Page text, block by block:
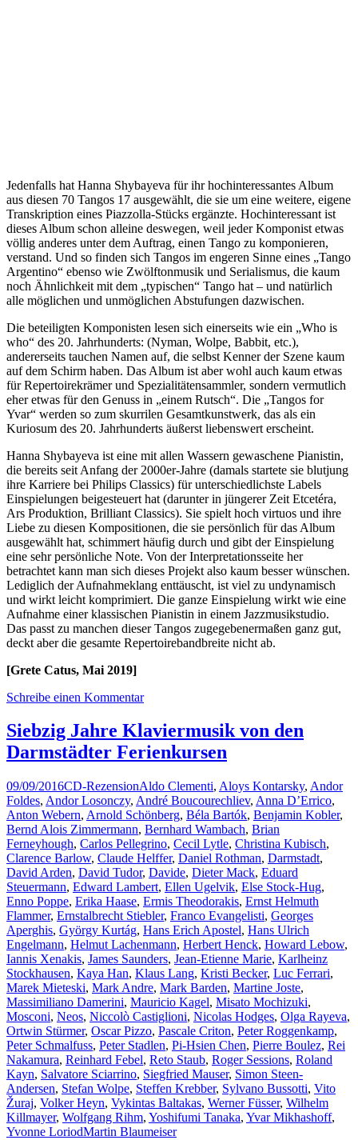
Jedenfalls hat Hanna Shybayeva für ihr hochinteressantes Album
aus diesen 70 Tangos 17 ausgewählt, die sie um eine weitere, eigene
Transkription eines Piazzolla-Stücks ergänzte. Hochinteressant ist
dieses Album schon alleine deswegen, weil jeder Komponist etwas
völlig anderes unter dem Auftrag, einen Tango zu komponieren,
verstand. Und so finden sich Tangos im engeren Sinne eines „Tango
Argentino“ ebenso wie Zwölftonmusik und Serialismus, die kaum
noch Ähnlichkeit mit dem „typischen“ Tango hat – und natürlich
alle möglichen und unmöglichen Abstufungen dazwischen.
Die beteiligten Komponisten lesen sich einerseits wie ein „Who is
who“ des 20. Jahrhunderts: (Nyman, Wolpe, Babbit, etc.),
andererseits tauchen Namen auf, die selbst Kenner der Szene kaum
auf dem Schirm haben. Das Album ist aber wohl auch kaum etwas
für Repertoirekrämer und Spezialitätensammler, sondern vermutlich
eher etwas für den Genuss in „einem Rutsch“. Die „Tangos for
Yvar“ werden so zum skurrilen Gesamtkunstwerk, das als ein
Kuriosum des 20. Jahrhunderts äußerst liebenswert erscheint.
Hanna Shybayeva ist eine mit allen Wassern gewaschene Pianistin,
die bereits seit Anfang der 2000er-Jahre (damals startete sie blutjung
ihre Karriere bei Philips Classics) für unterschiedlichste Labels
Einspielungen beigesteuert hat (darunter in jüngerer Zeit Etcetéra,
Ars Produktion, Brilliant Classics). Sie spielt hoch virtuos und ihre
Liebe zu diesen Kompositionen, die sie persönlich für das Album
ausgewählt hat, schimmert häufig durch und gibt der Einspielung
eine sehr persönliche Note. Von der Interpretationsseite her
betrachtet kann man sich dieses Projekt also kaum besser wünschen.
Lediglich der Aufnahmeklang enttäuscht, ist viel zu undynamisch
und wirkt leicht komprimiert. Die ganze Einspielung wirkt wie eine
Aufnahme einer klassischen Pianistin in einem Jazzmusikstudio.
Das passt zu manchen dieser Tangos zugegebenermaßen ganz gut,
deckt aber die gesamte Repertoirebandbreite nicht ab.
[Grete Catus, Mai 2019]
Schreibe einen Kommentar
Siebzig Jahre Klaviermusik von den
Darmstädter Ferienkursen
09/09/2016CD-RezensionAldo Clementi, Aloys Kontarsky, Andor
Foldes, Andor Losonczy, André Boucourechliev, Anna D’Errico,
Anton Webern, Arnold Schönberg, Béla Bartók, Benjamin Kobler,
Bernd Alois Zimmermann, Bernhard Wambach, Brian
Ferneyhough, Carlos Pellegrino, Cecil Lytle, Christina Kubisch,
Clarence Barlow, Claude Helffer, Daniel Rothman, Darmstadt,
David Arden, David Tudor, Davide, Dieter Mack, Eduard
Steuermann, Edward Lambert, Ellen Ugelvik, Else Stock-Hug,
Enno Poppe, Erika Haase, Ermis Theodorakis, Ernst Helmuth
Flammer, Ernstalbrecht Stiebler, Franco Evangelisti, Georges
Aperghis, György Kurtág, Hans Erich Apostel, Hans Ulrich
Engelmann, Helmut Lachenmann, Herbert Henck, Howard Lebow,
Iannis Xenakis, James Saunders, Jean-Etienne Marie, Karlheinz
Stockhausen, Kaya Han, Klaus Lang, Kristi Becker, Luc Ferrari,
Marek Mieteski, Mark Andre, Mark Barden, Martine Joste,
Massimiliano Damerini, Mauricio Kagel, Misato Mochizuki,
Mosconi, Neos, Niccolò Castiglioni, Nicolas Hodges, Olga Rayeva,
Ortwin Stürmer, Oscar Pizzo, Pascale Criton, Peter Roggenkamp,
Peter Schmalfuss, Peter Stadlen, Pi-Hsien Chen, Pierre Boulez, Rei
Nakamura, Reinhard Febel, Reto Staub, Roger Sessions, Roland
Kayn, Salvatore Sciarrino, Siegfried Mauser, Simon Steen-
Andersen, Stefan Wolpe, Steffen Krebber, Sylvano Bussotti, Vito
Žuraj, Volker Heyn, Vykintas Baltakas, Werner Füsser, Wilhelm
Killmayer, Wolfgang Rihm, Yoshifumi Tanaka, Yvar Mikhashoff,
Yvonne LoriodMartin Blaumeiser